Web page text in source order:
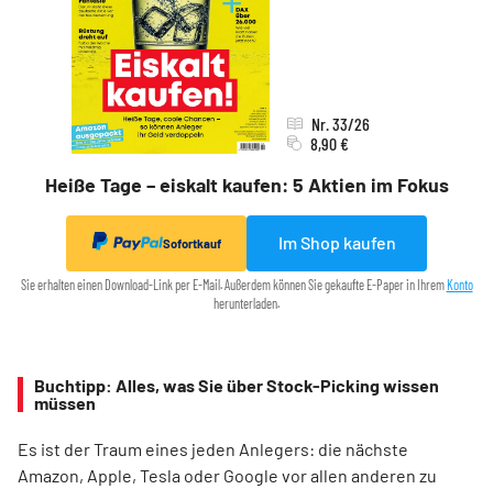
Heiße Tage – eiskalt kaufen: 5 Aktien im Fokus
Nr. 33/26
8,90 €
Sofortkauf Im Shop kaufen
Sie erhalten einen Download-Link per E-Mail. Außerdem können Sie gekaufte E-Paper in IhremKonto
herunterladen.
Buchtipp: Alles, was Sie über Stock-Picking wissen
müssen
Es ist der Traum eines jeden Anlegers: die nächste
Amazon, Apple, Tesla oder Google vor allen anderen zu